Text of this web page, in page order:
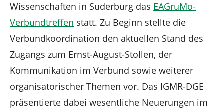
Wissenschaften in Suderburg das EAGruMo-
Verbundtreffen statt. Zu Beginn stellte die
Verbundkoordination den aktuellen Stand des
Zugangs zum Ernst-August-Stollen, der
Kommunikation im Verbund sowie weiterer
organisatorischer Themen vor. Das IGMR-DGE
präsentierte dabei wesentliche Neuerungen im